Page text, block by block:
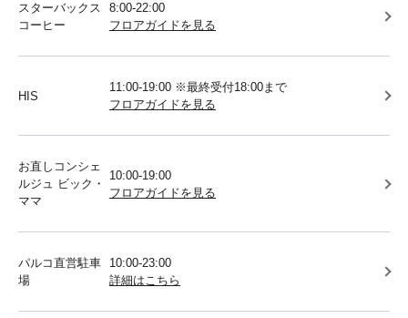
スターバックス
コーヒー
8:00-22:00
フロアガイドを見る
HIS
11:00-19:00 ※最終受付18:00まで
フロアガイドを見る
お直しコンシェ
ルジュ ビック・
ママ
10:00-19:00
フロアガイドを見る
パルコ直営駐車
場
10:00-23:00
詳細はこちら